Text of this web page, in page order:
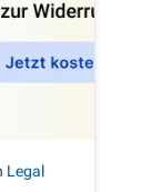
Legal